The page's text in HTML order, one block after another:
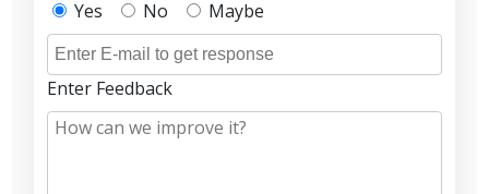
Yes
No Maybe
Enter Feedback